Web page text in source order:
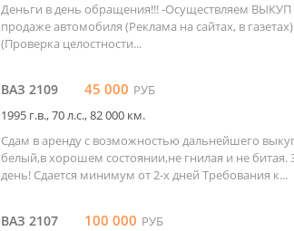
Деньги в день обращения!!! -Осуществляем
продаже автомобиля (Реклама на сайтах, в
(Проверка целостности...
ВАЗ 2109 45 000 РУБ
1995 г.в., 70 л.c., 82 000 км.
Сдам в аренду с возможностью дальнейшего
белый,в хорошем состоянии,не гнилая и не битая.
день! Сдается минимум от 2-х дней Требования к...
ВАЗ 2107 100 000 РУБ